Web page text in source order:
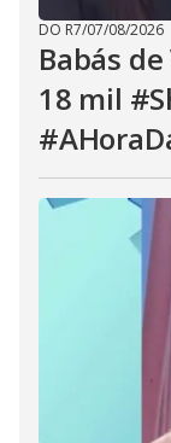
DO R7/07/08/2026
Babás
18 mil